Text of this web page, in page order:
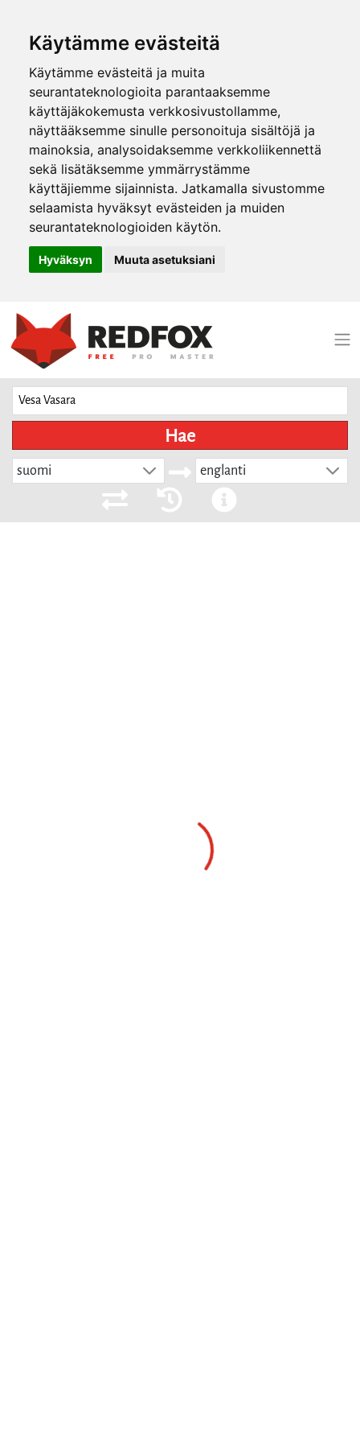
Käytämme evästeitä
Käytämme evästeitä ja muita
seurantateknologioita parantaaksemme
käyttäjäkokemusta verkkosivustollamme,
näyttääksemme sinulle personoituja sisältöjä ja
mainoksia, analysoidaksemme verkkoliikennettä
sekä lisätäksemme ymmärrystämme
käyttäjiemme sijainnista. Jatkamalla sivustomme
selaamista hyväksyt evästeiden ja muiden
seurantateknologioiden käytön.
Hyväksyn Muuta asetuksiani
Hae
suomi englanti